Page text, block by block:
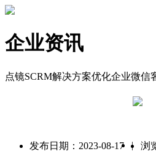
企业资讯
点镜SCRM解决方案优化企业微信
发布日期：2023-08-17 | 浏